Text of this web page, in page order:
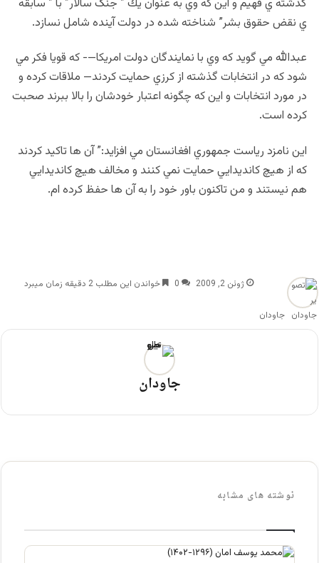
گذشته ي فهيم و اين كه وي به عنوان يك ” جنگ سالار” با ” سابقه
ي نقض حقوق بشر” شناخته شده در دولت آينده شامل نسازد.
عبدالله مي گويد كه وي با نمايندگان دولت امريكا—- كه قويا فكر مي
شود كه در انتخابات گذشته از كرزي حمايت كردند— ملاقات كرده و
در مورد انتخابات و اين كه چگونه اعتبار خودشان را بالا ببرند صحبت
كرده است.
اين نامزد رياست جمهوري افغانستان مي افزايد:” آن ها تاكيد كردند
كه از هيچ كانديدايي حمايت نمي كنند و مخالف هيچ كانديدايي
هم نيستند و من تاكنون باور خود را به آن ها حفظ كرده ام.
جاودان
ژوئن 2, 2009 0 خواندن این مطلب 2 دقیقه زمان میبرد
جاودان
نوشته های مشابه